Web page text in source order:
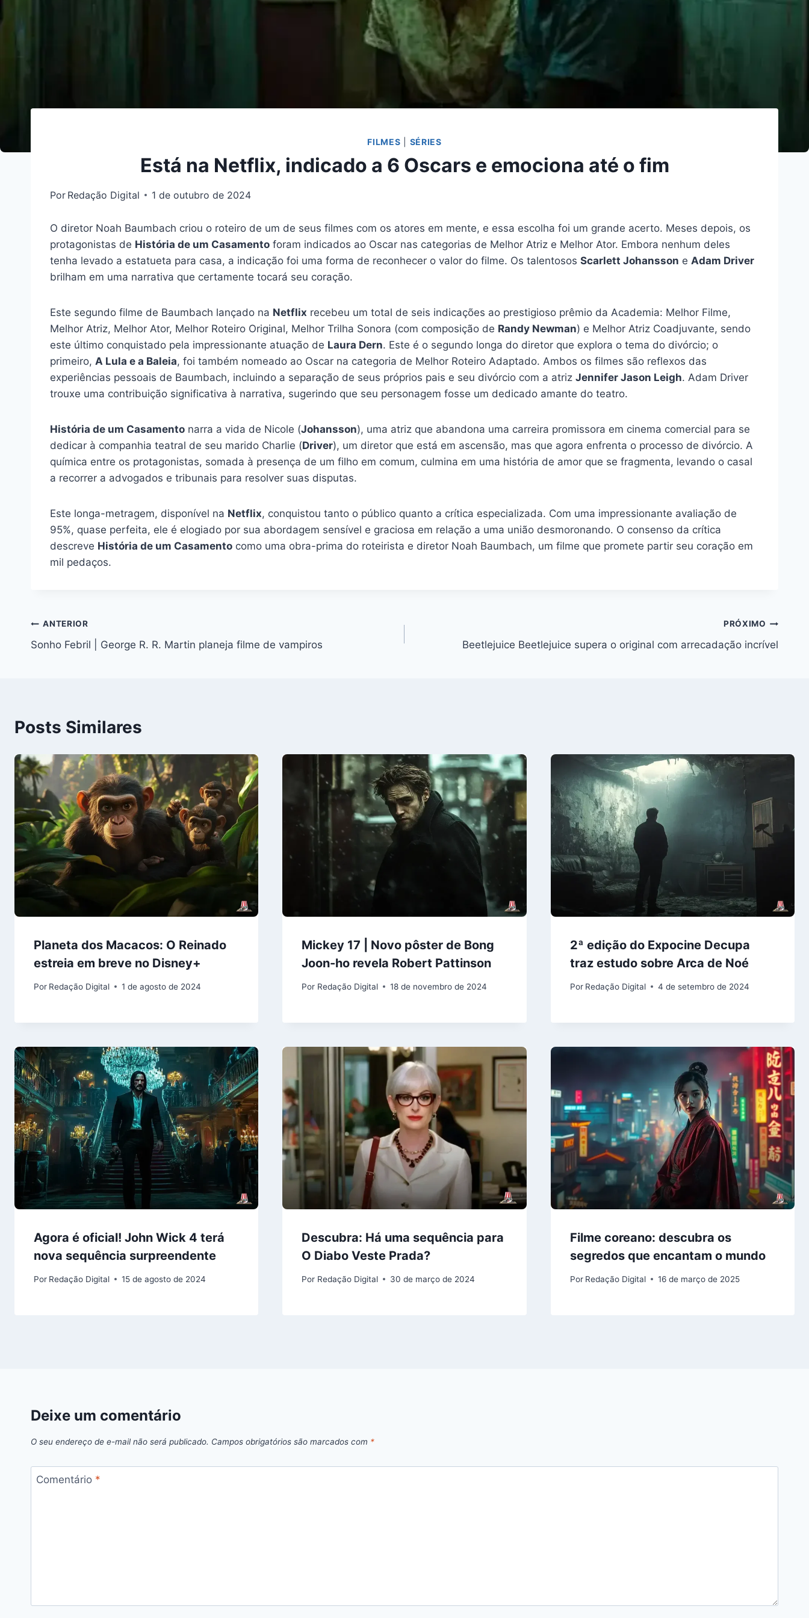
FILMES SÉRIES
Está na Netflix, indicado a 6 Oscars e emociona até o fim
Por Redação Digital 1 de outubro de 2024
O diretor Noah Baumbach criou o roteiro de um de seus filmes com os atores em mente, e essa escolha foi um grande acerto. Meses depois, os
protagonistas de História de um Casamento foram indicados ao Oscar nas categorias de Melhor Atriz e Melhor Ator. Embora nenhum deles
tenha levado a estatueta para casa, a indicação foi uma forma de reconhecer o valor do filme. Os talentosos Scarlett Johansson e Adam Driver
brilham em uma narrativa que certamente tocará seu coração.
Este segundo filme de Baumbach lançado na Netflix recebeu um total de seis indicações ao prestigioso prêmio da Academia: Melhor Filme,
Melhor Atriz, Melhor Ator, Melhor Roteiro Original, Melhor Trilha Sonora (com composição de Randy Newman) e Melhor Atriz Coadjuvante, sendo
este último conquistado pela impressionante atuação de Laura Dern. Este é o segundo longa do diretor que explora o tema do divórcio; o
primeiro, A Lula e a Baleia, foi também nomeado ao Oscar na categoria de Melhor Roteiro Adaptado. Ambos os filmes são reflexos das
experiências pessoais de Baumbach, incluindo a separação de seus próprios pais e seu divórcio com a atriz Jennifer Jason Leigh. Adam Driver
trouxe uma contribuição significativa à narrativa, sugerindo que seu personagem fosse um dedicado amante do teatro.
História de um Casamento narra a vida de Nicole (Johansson), uma atriz que abandona uma carreira promissora em cinema comercial para se
dedicar à companhia teatral de seu marido Charlie (Driver), um diretor que está em ascensão, mas que agora enfrenta o processo de divórcio. A
química entre os protagonistas, somada à presença de um filho em comum, culmina em uma história de amor que se fragmenta, levando o casal
a recorrer a advogados e tribunais para resolver suas disputas.
Este longa-metragem, disponível na Netflix, conquistou tanto o público quanto a crítica especializada. Com uma impressionante avaliação de
95%, quase perfeita, ele é elogiado por sua abordagem sensível e graciosa em relação a uma união desmoronando. O consenso da crítica
descreve História de um Casamento como uma obra-prima do roteirista e diretor Noah Baumbach, um filme que promete partir seu coração em
mil pedaços.
Navegação
de
ANTERIOR
Sonho Febril | George R. R. Martin planeja filme de vampiros
PRÓXIMO
Beetlejuice Beetlejuice supera o original com arrecadação incrível
Posts Similares
Planeta dos Macacos: O Reinado
estreia em breve no Disney+
Por Redação Digital 1 de agosto de 2024
Mickey 17 | Novo pôster de Bong
Joon-ho revela Robert Pattinson
Por Redação Digital 18 de novembro de 2024
2ª edição do Expocine Decupa
traz estudo sobre Arca de Noé
Por Redação Digital 4 de setembro de 2024
Agora é oficial! John Wick 4 terá
nova sequência surpreendente
Por Redação Digital 15 de agosto de 2024
Descubra: Há uma sequência para
O Diabo Veste Prada?
Por Redação Digital 30 de março de 2024
Filme coreano: descubra os
segredos que encantam o mundo
Por Redação Digital 16 de março de 2025
Deixe um comentário
O seu endereço de e-mail não será publicado. Campos obrigatórios são marcados com *
Comentário *